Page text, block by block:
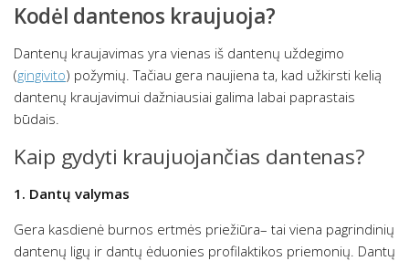
Kodėl dantenos kraujuoja?
Dantenų kraujavimas yra vienas iš dantenų uždegimo
(gingivito) požymių. Tačiau gera naujiena ta, kad užkirsti kelią
dantenų kraujavimui dažniausiai galima labai paprastais
būdais.
Kaip gydyti kraujuojančias dantenas?
1. Dantų valymas
Gera kasdienė burnos ertmės priežiūra– tai viena pagrindinių
dantenų ligų ir dantų ėduonies profilaktikos priemonių. Dantų